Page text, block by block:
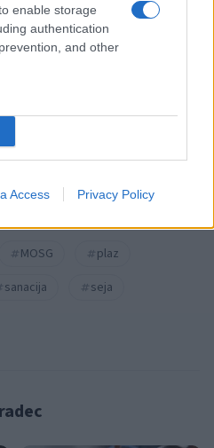
enable storage
authentication
and other
Access Privacy Policy
nezakonitimi vsebinami bodo
→
MOSG
plaz
sanacija
seja